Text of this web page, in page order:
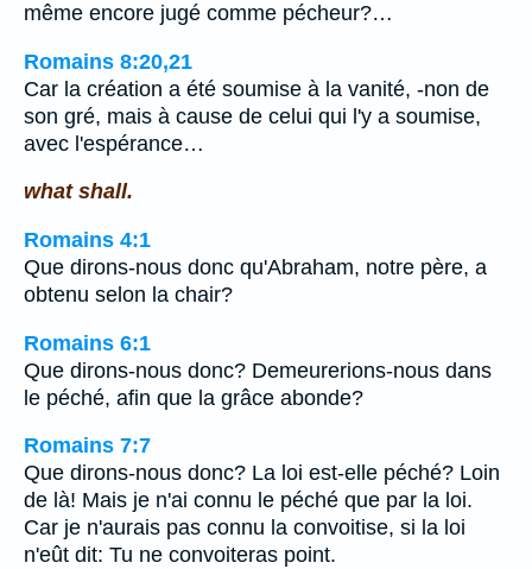
même encore jugé comme pécheur?…
Romains 8:20,21
Car la création a été soumise à la vanité, -non de
son gré, mais à cause de celui qui l'y a soumise,
avec l'espérance…
what shall.
Romains 4:1
Que dirons-nous donc qu'Abraham, notre père, a
obtenu selon la chair?
Romains 6:1
Que dirons-nous donc? Demeurerions-nous dans
le péché, afin que la grâce abonde?
Romains 7:7
Que dirons-nous donc? La loi est-elle péché? Loin
de là! Mais je n'ai connu le péché que par la loi.
Car je n'aurais pas connu la convoitise, si la loi
n'eût dit: Tu ne convoiteras point.